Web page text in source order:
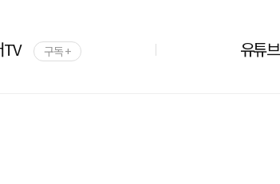
TV 구독 + 유튜브